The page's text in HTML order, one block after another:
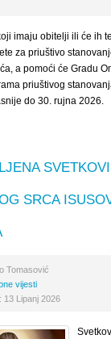
imaju obitelji ili će ih
za priuštivo
a pomoći će Gradu
priuštivog
do 30. rujna 2026.
SRCA
Tomasović
vijesti
13 Lipanj 2026